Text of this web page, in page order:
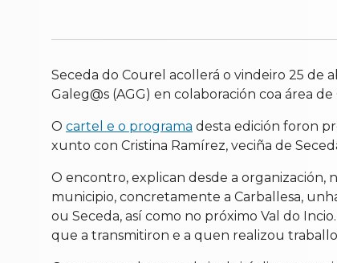
Seceda do Courel acollerá o vindeiro 25 de
Galeg@s (AGG) en colaboración coa área
O cartel e o programa desta edición foron
xunto con Cristina Ramírez, veciña de
O encontro, explican desde a organización,
municipio, concretamente a Carballesa,
ou Seceda, así como no próximo Val do
que a transmitiron e a quen realizou